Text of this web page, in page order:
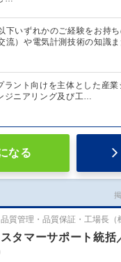
下いずれかのご経験をお持
流）や電気計測技術の知識
ラント向けを主体とした産
ジニアリング及び工…
なる
質管理・品質保証・工場長（
タマーサポート統括